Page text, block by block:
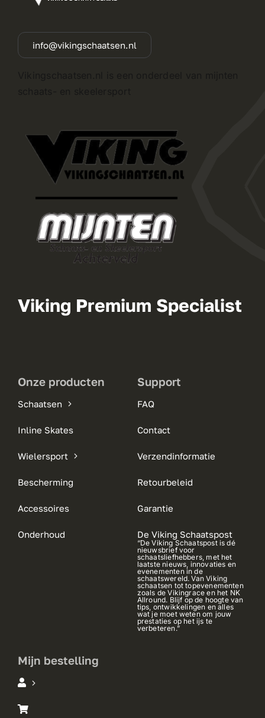
info@vikingschaatsen.nl
Viking Premium Specialist
Onze producten
Schaatsen
Inline Skates
Wielersport
Bescherming
Accessoires
Onderhoud
Support
FAQ
Contact
Verzendinformatie
Retourbeleid
Garantie
De Viking Schaatspost
“De Viking Schaatspost is dé
nieuwsbrief voor
schaatsliefhebbers, met het
laatste nieuws, innovaties en
evenementen in de
schaatswereld. Van Viking
schaatsen tot topevenementen
zoals de Vikingrace en het NK
Allround. Blijf op de hoogte van
tips, ontwikkelingen en alles
wat je moet weten om jouw
prestaties op het ijs te
verbeteren.”
Mijn bestelling